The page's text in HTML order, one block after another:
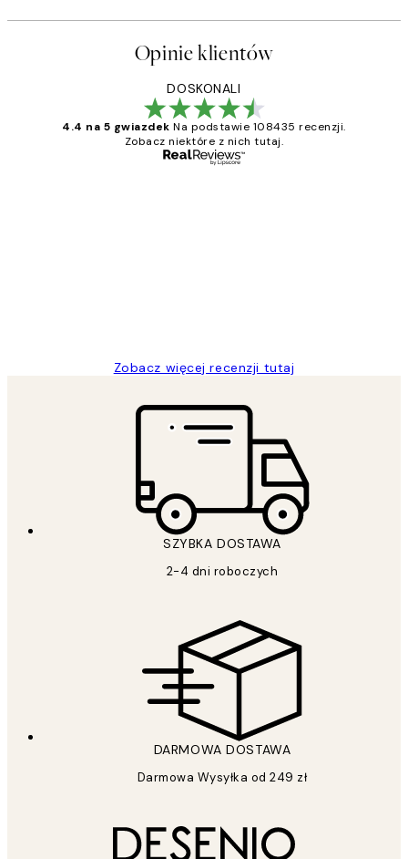
Opinie klientów
DOSKONALI
4.4 na 5 gwiazdek Na podstawie 108435 recenzji.
Zobacz niektóre z nich tutaj.
Zobacz więcej recenzji tutaj
SZYBKA DOSTAWA
2-4 dni roboczych
DARMOWA DOSTAWA
Darmowa Wysyłka od 249 zł